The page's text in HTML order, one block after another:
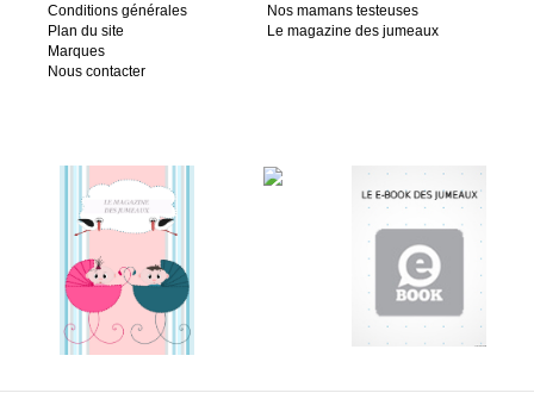
Conditions générales
Plan du site
Marques
Nous contacter
Nos mamans testeuses
Le magazine des jumeaux